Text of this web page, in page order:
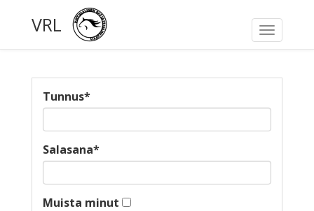
Toggle
VRL
Tunnus*
Salasana*
Muista minut